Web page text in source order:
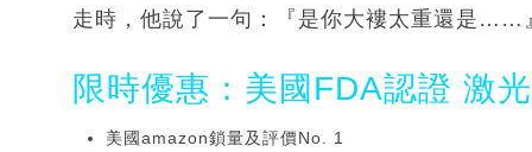
走時，他說了一句：『是你大褸太重還是……
限時優惠：美國FDA認證 激
美國amazon鎖量及評價No. 1